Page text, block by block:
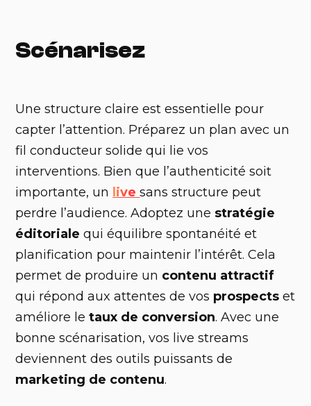
Scénarisez
Une structure claire est essentielle pour
capter l’attention. Préparez un plan avec un
fil conducteur solide qui lie vos
interventions. Bien que l’authenticité soit
importante, un livesans structure peut
perdre l’audience. Adoptez une stratégie
éditoriale qui équilibre spontanéité et
planification pour maintenir l’intérêt. Cela
permet de produire un contenu attractif
qui répond aux attentes de vos prospects et
améliore letaux de conversion. Avec une
bonne scénarisation, vos live streams
deviennent des outils puissants de
marketing de contenu.